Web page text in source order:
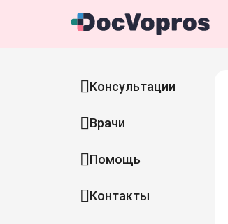
Консультации
Врачи
Помощь
Контакты